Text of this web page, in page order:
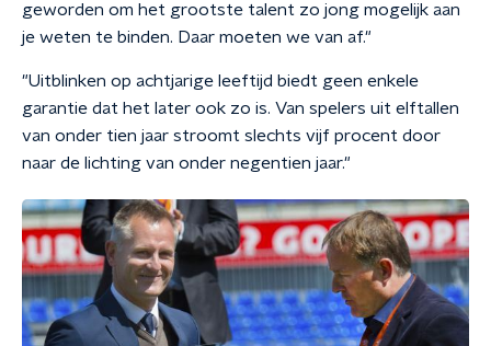
geworden om het grootste talent zo jong mogelijk aan
je weten te binden. Daar moeten we van af."
"Uitblinken op achtjarige leeftijd biedt geen enkele
garantie dat het later ook zo is. Van spelers uit elftallen
van onder tien jaar stroomt slechts vijf procent door
naar de lichting van onder negentien jaar."